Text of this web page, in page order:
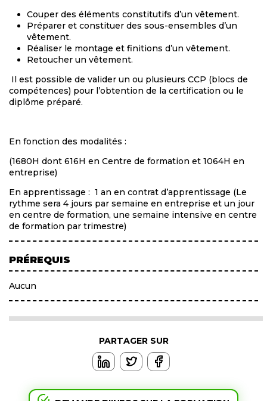
Couper des éléments constitutifs d’un vêtement.
Préparer et constituer des sous-ensembles d’un
vêtement.
Réaliser le montage et finitions d’un vêtement.
Retoucher un vêtement.
Il est possible de valider un ou plusieurs CCP (blocs de
compétences) pour l’obtention de la certification ou le
diplôme préparé.
En fonction des modalités :
(1680H dont 616H en Centre de formation et 1064H en
entreprise)
En apprentissage : 1 an en contrat d’apprentissage (Le
rythme sera 4 jours par semaine en entreprise et un jour
en centre de formation, une semaine intensive en centre
de formation par trimestre)
PRÉREQUIS
Aucun
PARTAGER SUR